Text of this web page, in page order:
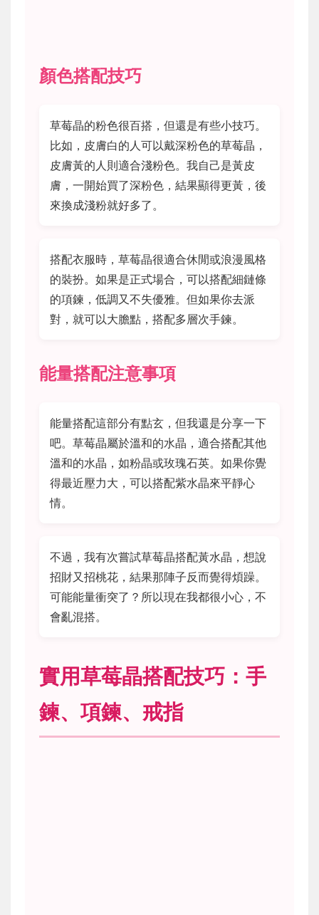
顏色搭配技巧
草莓晶的粉色很百搭，但還是有些小技巧。
比如，皮膚白的人可以戴深粉色的草莓晶，
皮膚黃的人則適合淺粉色。我自己是黃皮
膚，一開始買了深粉色，結果顯得更黃，後
來換成淺粉就好多了。
搭配衣服時，草莓晶很適合休閒或浪漫風格
的裝扮。如果是正式場合，可以搭配細鏈條
的項鍊，低調又不失優雅。但如果你去派
對，就可以大膽點，搭配多層次手鍊。
能量搭配注意事項
能量搭配這部分有點玄，但我還是分享一下
吧。草莓晶屬於溫和的水晶，適合搭配其他
溫和的水晶，如粉晶或玫瑰石英。如果你覺
得最近壓力大，可以搭配紫水晶來平靜心
情。
不過，我有次嘗試草莓晶搭配黃水晶，想說
招財又招桃花，結果那陣子反而覺得煩躁。
可能能量衝突了？所以現在我都很小心，不
會亂混搭。
實用草莓晶搭配技巧：手
鍊、項鍊、戒指